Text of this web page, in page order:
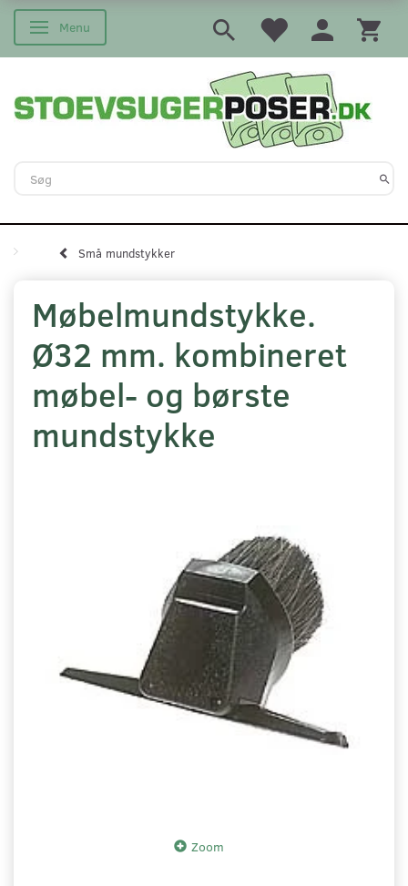
Skifte navigation
Menu
Små mundstykker
Møbelmundstykke.
Ø32 mm. kombineret
møbel- og børste
mundstykke
Zoom